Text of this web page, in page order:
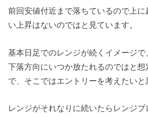
前回安値付近まで落ちているので上
い上昇はないのではと見ています。
基本日足でのレンジが続くイメージ
下落方向にいつか放たれるのではと
で、そこではエントリーを考えたいと
レンジがそれなりに続いたらレンジブ